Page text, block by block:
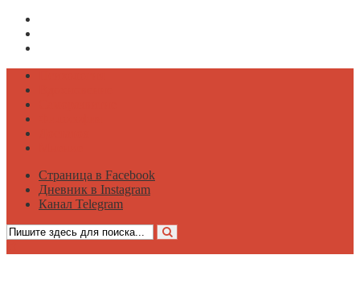
Страница в Facebook
Дневник в Instagram
Канал Telegram